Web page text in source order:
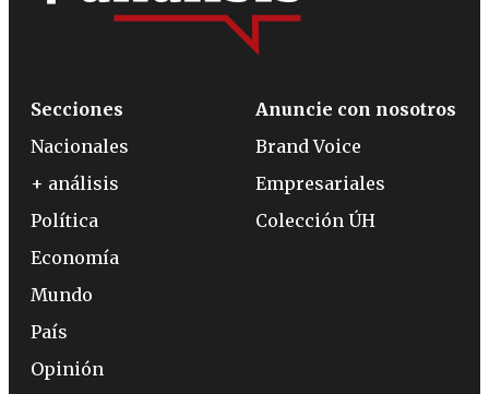
Secciones
Nacionales
+ análisis
Política
Economía
Mundo
País
Opinión
Anuncie con nosotros
Brand Voice
Empresariales
Colección ÚH